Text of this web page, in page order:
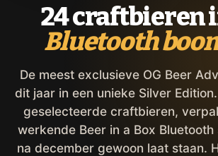
24 craftbieren
Bluetooth
De meest exclusieve OG Beer
dit jaar in een unieke Silver
geselecteerde craftbieren,
werkende Beer in a Box
na december gewoon laat staan.